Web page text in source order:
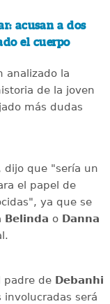
acusan a dos
el cuerpo
analizado la
de la joven
más dudas
dijo que "sería un
el papel de
ya que se
Belinda o Danna
padre de Debanhi
será